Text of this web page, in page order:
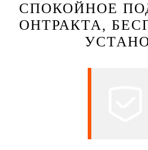
СПОКОЙНОЕ
ОНТРАКТА,